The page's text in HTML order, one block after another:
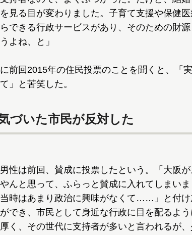
見る目が変わりました。子育て支援や保健
できる行政サービスがあり、そのための財
よね、と」
前回2015年の住民投票のことを聞くと、「
」と苦笑した。
づいた市民が反対した
性は前回、賛成に投票したという。「大阪
んと思って、ふらっと賛成に入れてしまい
時はあまり政治に興味がなくて……」と付
でき、市民として身近な行政に目を配るよ
く、その世代に支持者が多いと言われるが